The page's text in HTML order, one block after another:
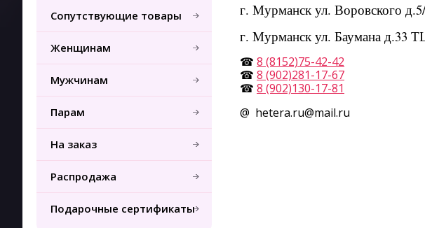
Сопутствующие товары
Женщинам
Мужчинам
Парам
На заказ
Распродажа
Подарочные сертификаты
г. Мурманск ул. Воровского
г. Мурманск ул. Баумана д.33
☎ 8 (8152)75-42-42
☎ 8 (902)281-17-67
☎ 8 (902)130-17-81
@ hetera.ru@mail.ru